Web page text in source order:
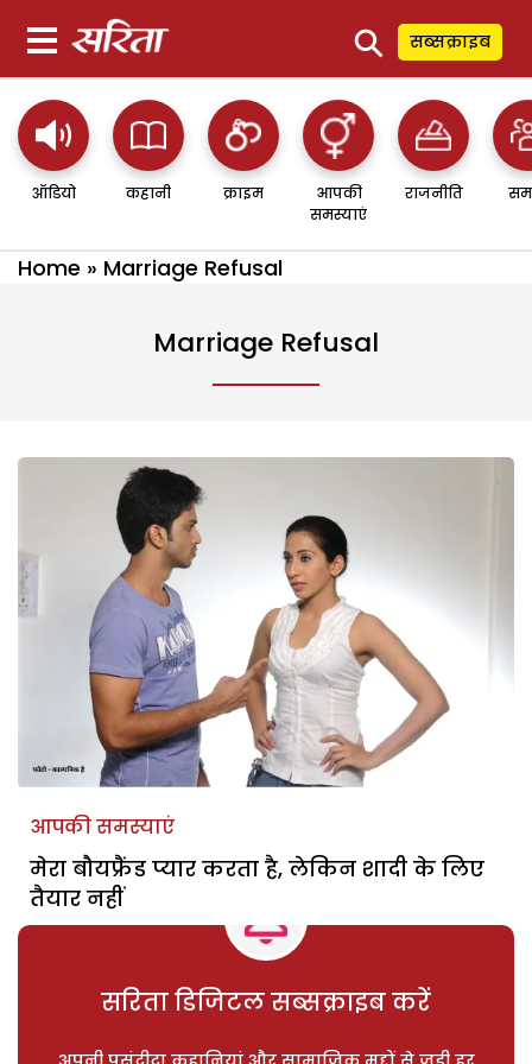
⚲ सब्सक्राइब
ऑडियो कहानी क्राइम
आपकी
समस्याएं
राजनीति
Home » Marriage Refusal
Marriage Refusal
आपकी समस्याएं
मेरा बौयफ्रैंड प्यार करता है, लेकिन शादी के लिए
तैयार नहीं
सरिता डिजिटल सब्सक्राइब करें